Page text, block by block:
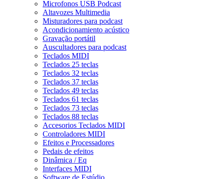
Microfonos USB Podcast
Altavozes Multimedia
Misturadores para podcast
Acondicionamiento acústico
Gravação portátil
Auscultadores para podcast
Teclados MIDI
Teclados 25 teclas
Teclados 32 teclas
Teclados 37 teclas
Teclados 49 teclas
Teclados 61 teclas
Teclados 73 teclas
Teclados 88 teclas
Accesorios Teclados MIDI
Controladores MIDI
Efeitos e Processadores
Pedais de efeitos
Dinâmica / Eq
Interfaces MIDI
Software de Estúdio